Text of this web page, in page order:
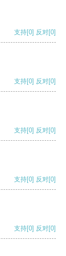
支持[0] 反对[0]
支持[0] 反对[0]
支持[0] 反对[0]
支持[0] 反对[0]
支持[0] 反对[0]